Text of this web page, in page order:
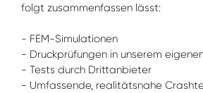
folgt zusammenfassen lässt:
- FEM-Simulationen
- Druckprüfungen in unserem
- Tests durch Drittanbieter
- Umfassende, realitätsnahe